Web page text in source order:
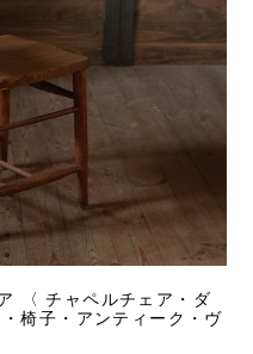
〈 チャペルチェア・ダ
椅子・アンティーク・ヴ